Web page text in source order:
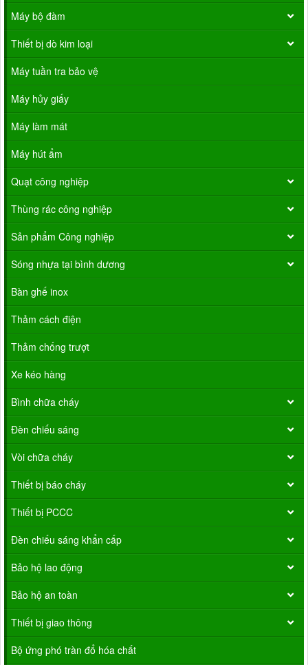
Máy bộ đàm
Thiết bị dò kim loại
Máy tuần tra bảo vệ
Máy hủy giấy
Máy làm mát
Máy hút ẩm
Quạt công nghiệp
Thùng rác công nghiệp
Sản phẩm Công nghiệp
Sóng nhựa tại bình dương
Bàn ghế inox
Thảm cách điện
Thảm chống trượt
Xe kéo hàng
Bình chữa cháy
Đèn chiếu sáng
Vòi chữa cháy
Thiết bị báo cháy
Thiết bị PCCC
Đèn chiếu sáng khẩn cấp
Bảo hộ lao động
Bảo hộ an toàn
Thiết bị giao thông
Bộ ứng phó tràn đổ hóa chất